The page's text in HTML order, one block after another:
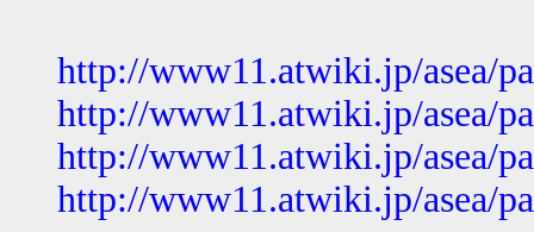
http://www11.atwiki.jp/asea/
http://www11.atwiki.jp/asea/
http://www11.atwiki.jp/asea/
http://www11.atwiki.jp/asea/